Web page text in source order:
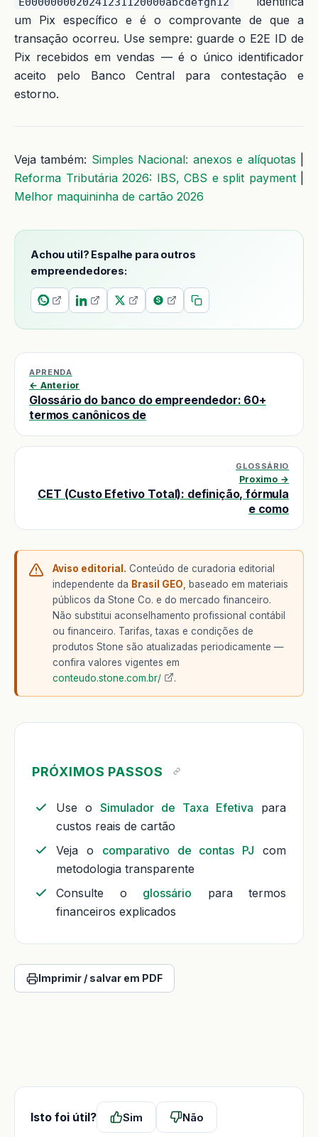
um Pix específico e é o comprovante de que a
transação ocorreu. Use sempre: guarde o E2E ID de
Pix recebidos em vendas — é o único identificador
aceito pelo Banco Central para contestação e
estorno.
Veja também: Simples Nacional: anexos e alíquotas
Reforma Tributária 2026: IBS, CBS e split payment|
Melhor maquininha de cartão 2026
Achou util? Espalhe para outros
empreendedores:
APRENDA
← Anterior
Glossário do banco do empreendedor: 60+
termos canônicos de
GLOSSÁRIO
Proximo →
CET (Custo Efetivo Total): definição, fórmula
e como
Aviso editorial. Conteúdo de curadoria editorial
independente da Brasil GEO , baseado em materiais
públicos da Stone Co. e do mercado financeiro.
Não substitui aconselhamento profissional contábil
ou financeiro. Tarifas, taxas e condições de
produtos Stone são atualizadas periodicamente —
confira valores vigentes em
conteudo.stone.com.br/
.
PRÓXIMOS PASSOS
Use o Simulador de Taxa Efetiva para
custos reais de cartão
Veja o comparativo de contas PJ com
metodologia transparente
Consulte o glossário para termos
financeiros explicados
Imprimir / salvar em PDF
Isto foi útil? Sim Não